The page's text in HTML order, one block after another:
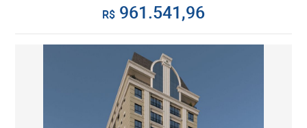
R$ 961.541,96